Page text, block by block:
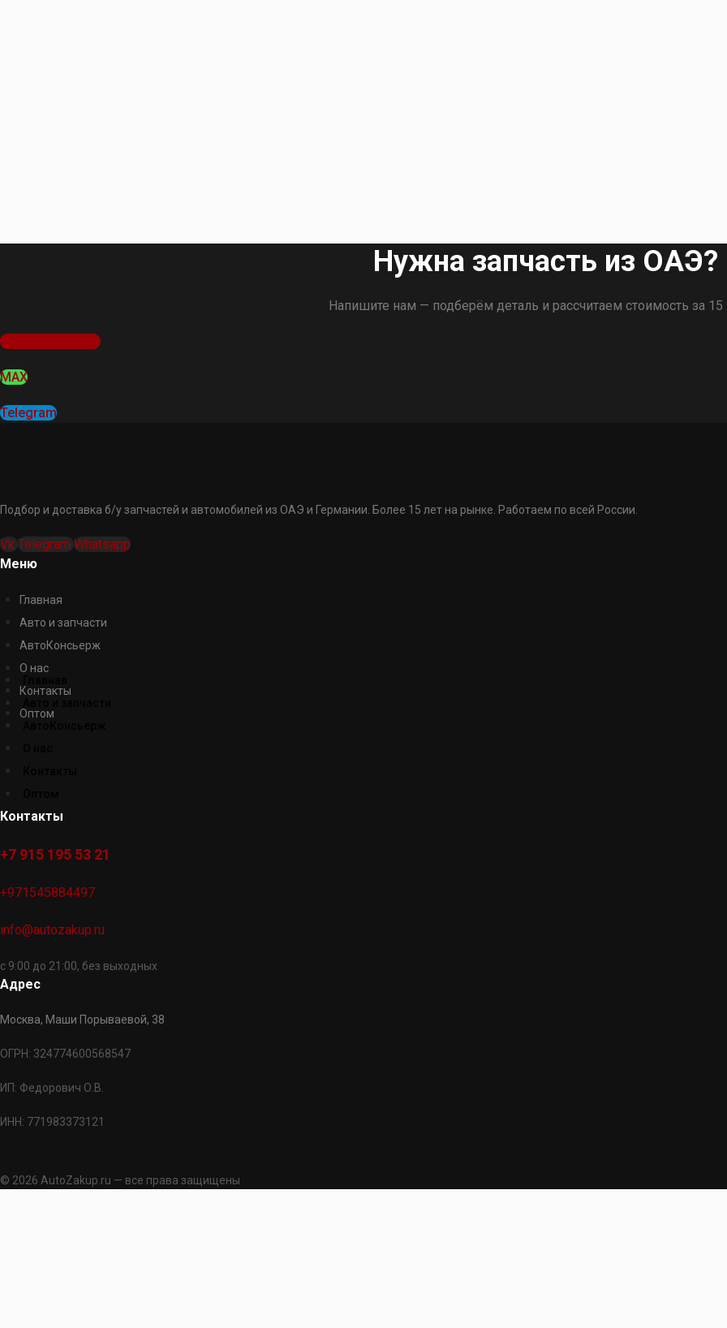
Нужна запчасть из ОАЭ?
Напишите нам — подберём деталь и рассчитаем стоимость за 15
Оставить заявку
MAX
Telegram
Подбор и доставка б/у запчастей и автомобилей из ОАЭ и Германии. Более 15 лет на рынке. Работаем по всей России.
Vk Telegram Whatsapp
Меню
Главная
Авто и запчасти
АвтоКонсьерж
О нас
Контакты
Оптом
Контакты
+7 915 195 53 21
+971545884497
info@autozakup.ru
с 9:00 до 21:00, без выходных
Адрес
Москва, Маши Порываевой, 38
ОГРН: 324774600568547
ИП: Федорович О.В.
ИНН: 771983373121
© 2026 AutoZakup.ru — все права защищены